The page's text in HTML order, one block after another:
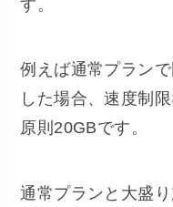
す。
例えば通常プラン
した場合、速度制
原則20GBです。
通常プランと大盛